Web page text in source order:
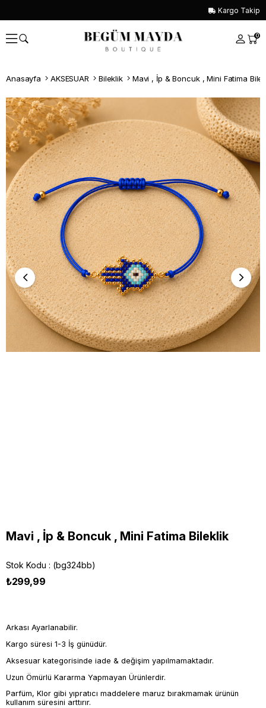
Kargo Takip
0
Anasayfa AKSESUAR Bileklik Mavi , İp & Boncuk , Mini Fatima
Whatsapp İle Sipariş ver
Mavi , İp & Boncuk , Mini Fatima Bileklik
Stok Kodu (bg324bb)
₺299,99
Arkası Ayarlanabilir.
Kargo süresi 1-3 İş günüdür.
Aksesuar kategorisinde iade & değişim yapılmamaktadır.
Uzun Ömürlü Kararma Yapmayan Ürünlerdir.
Parfüm, Klor gibi yıpratıcı maddelere maruz bırakmamak ürünün
kullanım süresini arttırır.